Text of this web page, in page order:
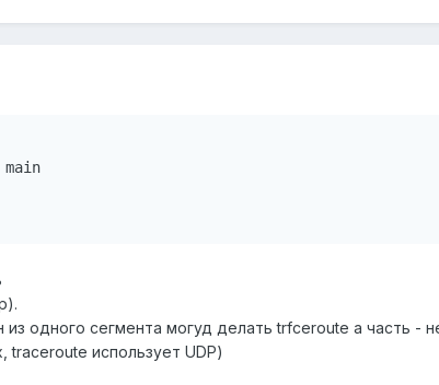
одного сегмента могуд делать trfceroute а часть -
использует UDP)